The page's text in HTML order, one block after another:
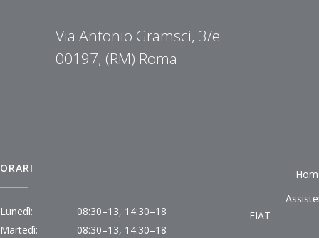
Via Antonio Gramsci, 3/e
00197, (RM) Roma
ORARI
Lunedì:
08:30–13, 14:30–18
Martedì:
08:30–13, 14:30–18
FIAT